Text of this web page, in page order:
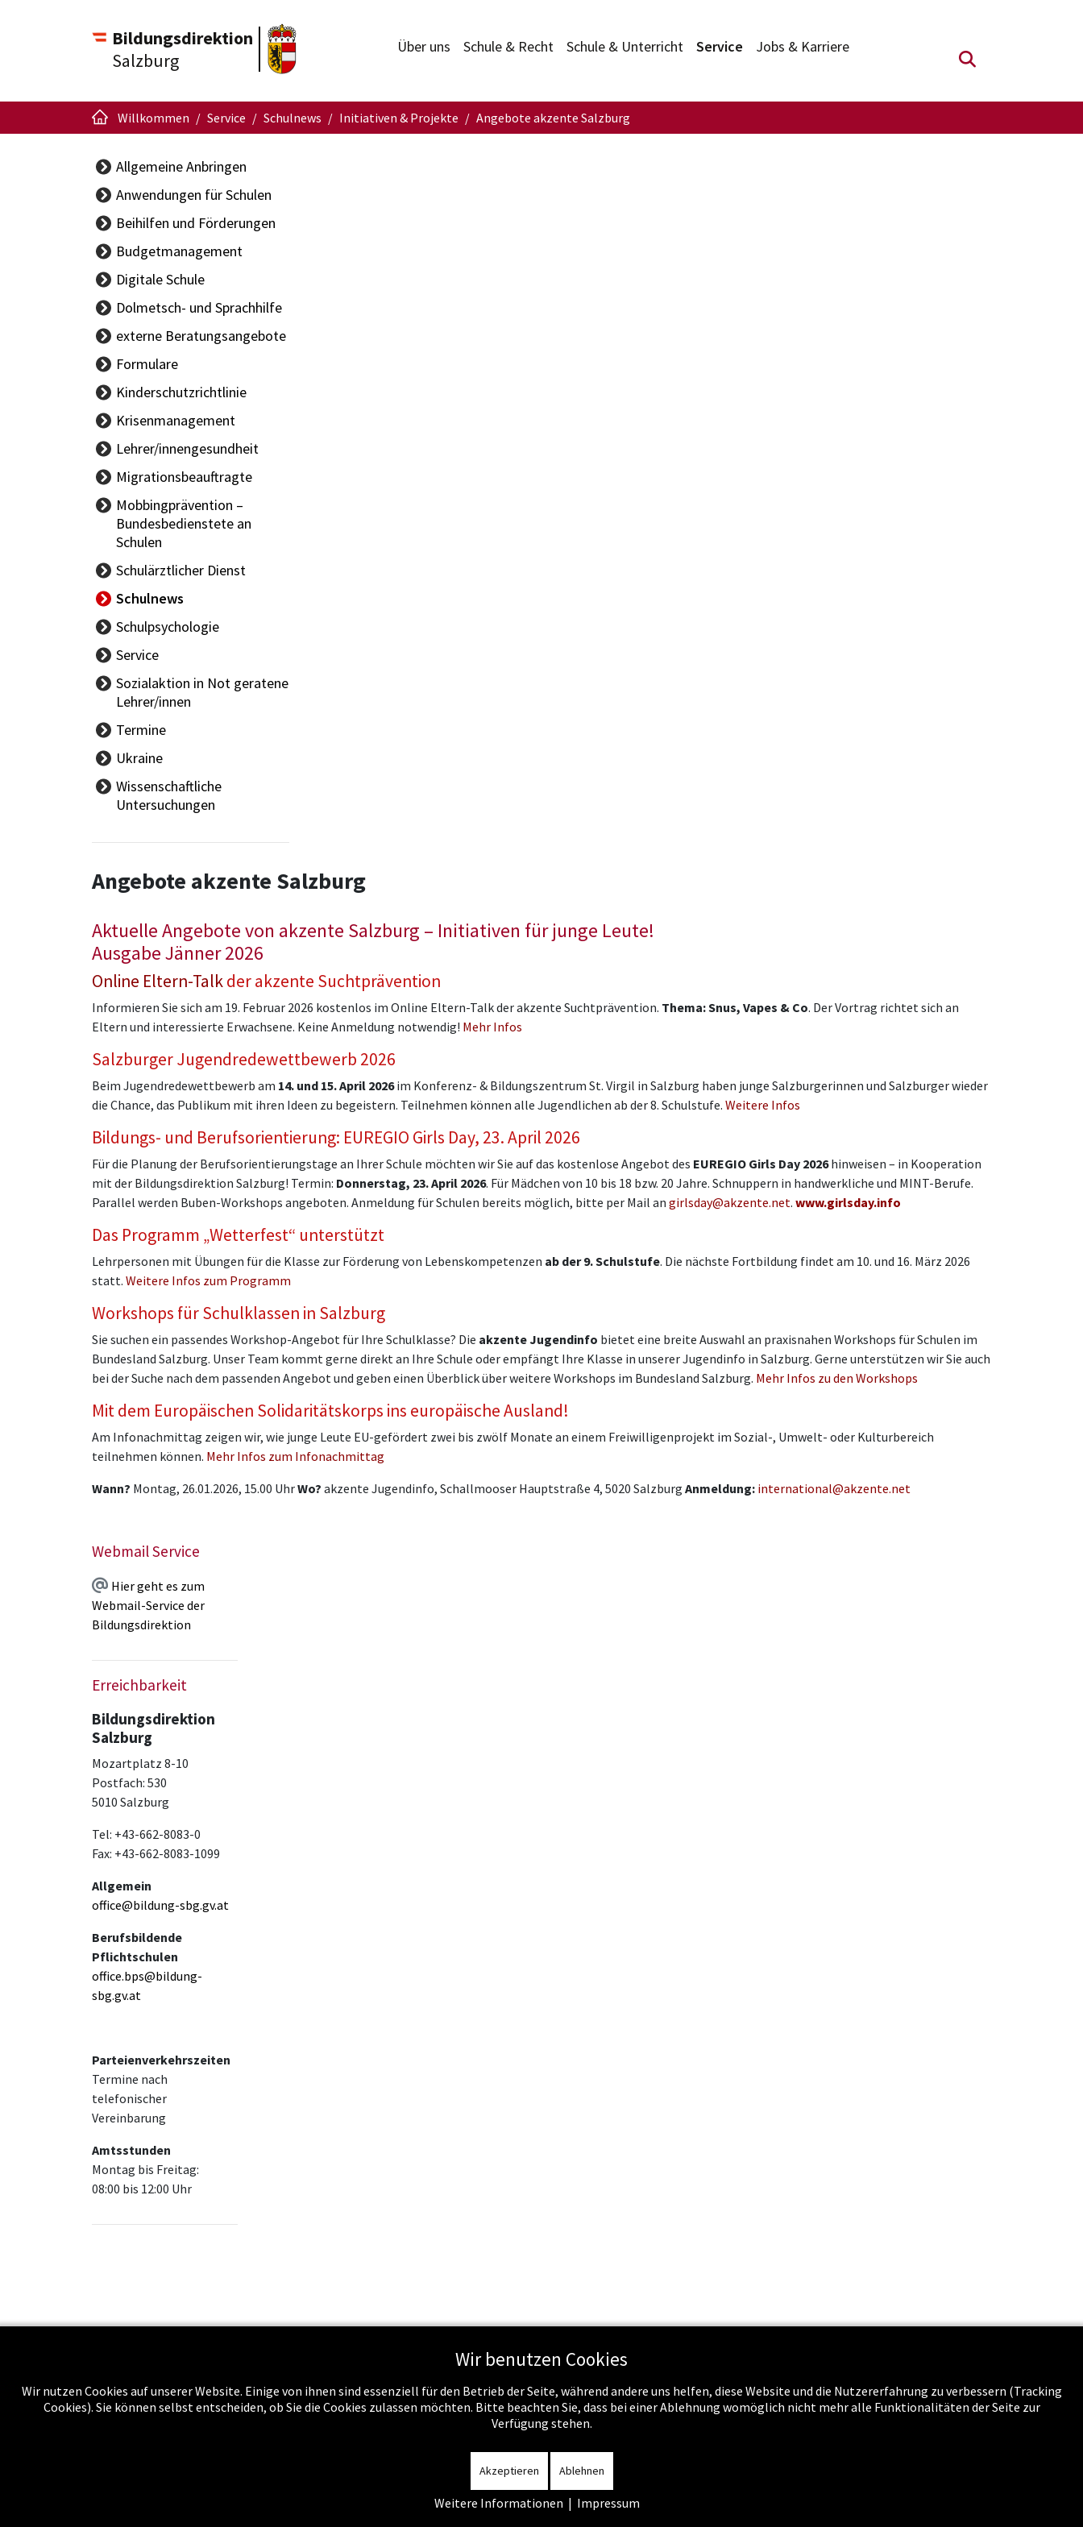
Bildungsdirektion
Salzburg
Über uns Schule & Recht Schule & Unterricht Service Jobs & Karriere
Suchfeld
Willkommen Service Schulnews Initiativen & Projekte Angebote akzente Salzburg
Allgemeine Anbringen
Anwendungen für Schulen
APS Portal
Schüleraufnahme
Schulschreiben
Singendes
Klassenzimmer
Support-
Ansprechpersonen
Beihilfen und Förderungen
Budgetmanagement
BBG-
Handbuch Budget
Sachgüterübertragung
Digitale Schule
Dolmetsch- und Sprachhilfe
externe Beratungsangebote
Formulare
Kinderschutzrichtlinie
Krisenmanagement
Lehrer/innengesundheit
LAND Allgemein
BUND Allgemein
Migrationsbeauftragte
Mobbingprävention –
Bundesbedienstete an
Schulen
Schulärztlicher Dienst
Aktuelles -
Schüler/innengesundheit
Gesundheitsförderung
Schulnews
Schulpsychologie
Team
Angebote
KIS
Service
Sozialaktion in Not geratene
Lehrer/innen
Termine
Ferien
Tag der offenen Tür
Schulautonome Tage
Eignungsprüfungen
Elternsprechtage
Abschlussprüfungen
Ukraine
Wissenschaftliche
Untersuchungen
Angebote akzente Salzburg
Aktuelle Angebote von akzente Salzburg – Initiativen für junge Leute!
Ausgabe Jänner 2026
Online Eltern-Talkder akzente Suchtprävention
Informieren Sie sich am 19. Februar 2026 kostenlos im Online Eltern-Talk der akzente Suchtprävention. Thema: Snus, Vapes & Co. Der Vortrag richtet sich an
Eltern und interessierte Erwachsene. Keine Anmeldung notwendig! Mehr Infos
Salzburger Jugendredewettbewerb 2026
Beim Jugendredewettbewerb am 14. und 15. April 2026im Konferenz- & Bildungszentrum St. Virgil in Salzburg haben junge Salzburgerinnen und Salzburger wieder
die Chance, das Publikum mit ihren Ideen zu begeistern. Teilnehmen können alle Jugendlichen ab der 8. Schulstufe. Weitere Infos
Bildungs- und Berufsorientierung: EUREGIO Girls Day, 23. April 2026
Für die Planung der Berufsorientierungstage an Ihrer Schule möchten wir Sie auf das kostenlose Angebot des EUREGIO Girls Day 2026hinweisen – in Kooperation
mit der Bildungsdirektion Salzburg! Termin: Donnerstag, 23. April 2026. Für Mädchen von 10 bis 18 bzw. 20 Jahre. Schnuppern in handwerkliche und MINT-Berufe.
Parallel werden Buben-Workshops angeboten. Anmeldung für Schulen bereits möglich, bitte per Mail an girlsday@akzente.net. www.girlsday.info
Das Programm „Wetterfest“ unterstützt
Lehrpersonen mit Übungen für die Klasse zur Förderung von Lebenskompetenzen ab der 9. Schulstufe. Die nächste Fortbildung findet am 10. und 16. März 2026
statt. Weitere Infos zum Programm
Workshops für Schulklassen in Salzburg
Sie suchen ein passendes Workshop-Angebot für Ihre Schulklasse? Die akzente Jugendinfo bietet eine breite Auswahl an praxisnahen Workshops für Schulen im
Bundesland Salzburg. Unser Team kommt gerne direkt an Ihre Schule oder empfängt Ihre Klasse in unserer Jugendinfo in Salzburg. Gerne unterstützen wir Sie auch
bei der Suche nach dem passenden Angebot und geben einen Überblick über weitere Workshops im Bundesland Salzburg. Mehr Infos zu den Workshops
Mit dem Europäischen Solidaritätskorps ins europäische Ausland!
Am Infonachmittag zeigen wir, wie junge Leute EU-gefördert zwei bis zwölf Monate an einem Freiwilligenprojekt im Sozial-, Umwelt- oder Kulturbereich
teilnehmen können. Mehr Infos zum Infonachmittag
Wann? Montag, 26.01.2026, 15.00 UhrWo? akzente Jugendinfo, Schallmooser Hauptstraße 4, 5020 Salzburg Anmeldung: international@akzente.net
Webmail Service
Hier geht es zum
Webmail-Service der
Bildungsdirektion
Erreichbarkeit
Bildungsdirektion
Salzburg
Mozartplatz 8-10
Postfach: 530
5010 Salzburg
Tel: +43-662-8083-0
Fax: +43-662-8083-1099
Allgemein
office@bildung-sbg.gv.at
Berufsbildende
Pflichtschulen
office.bps@bildung-
sbg.gv.at
Parteienverkehrszeiten
Termine nach
telefonischer
Vereinbarung
Amtsstunden
Montag bis Freitag:
08:00 bis 12:00 Uhr
Über uns Schule & Recht Schule & Unterricht Service Jobs & Karriere
Wir benutzen Cookies
Wir nutzen Cookies auf unserer Website. Einige von ihnen sind essenziell für den Betrieb der Seite, während andere uns helfen, diese Website und die Nutzererfahrung zu verbessern (Tracking
Cookies). Sie können selbst entscheiden, ob Sie die Cookies zulassen möchten. Bitte beachten Sie, dass bei einer Ablehnung womöglich nicht mehr alle Funktionalitäten der Seite zur
Verfügung stehen.
Akzeptieren Ablehnen
Weitere Informationen | Impressum